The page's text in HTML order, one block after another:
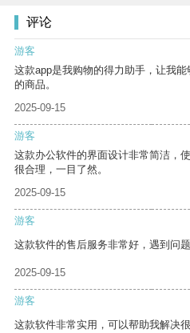
评论
游客
这款app是我购物的得力助手，让我
的商品。
2025-09-15
游客
这款办公软件的界面设计非常简洁，
很合理，一目了然。
2025-09-15
游客
这款软件的售后服务非常好，遇到问
2025-09-15
游客
这款软件非常实用，可以帮助我解决很